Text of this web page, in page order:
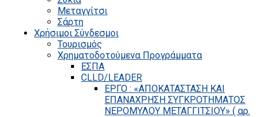
Μεταγγίτσι
Σάρτη
Χρήσιμοι Σύνδεσμοι
Τουρισμός
Χρηματοδοτούμενα Προγράμματα
ΕΣΠΑ
CLLD/LEADER
ΕΡΓΟ : «ΑΠΟΚΑΤΑΣΤΑΣΗ ΚΑΙ
ΕΠΑΝΑΧΡΗΣΗ ΣΥΓΚΡΟΤΗΜΑΤΟΣ
ΝΕΡΟΜΥΛΟΥ ΜΕΤΑΓΓΙΤΣΙΟΥ» ( αρ.